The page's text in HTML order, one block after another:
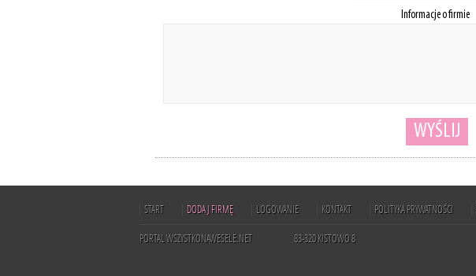
Informacje o firmie
WYŚLIJ
START DODAJ FIRMĘ LOGOWANIE KONTAKT POLITYKA PRYWATNOŚCI
PORTAL WSZYSTKONAWESELE.NET 83-320 KISTOWO 8